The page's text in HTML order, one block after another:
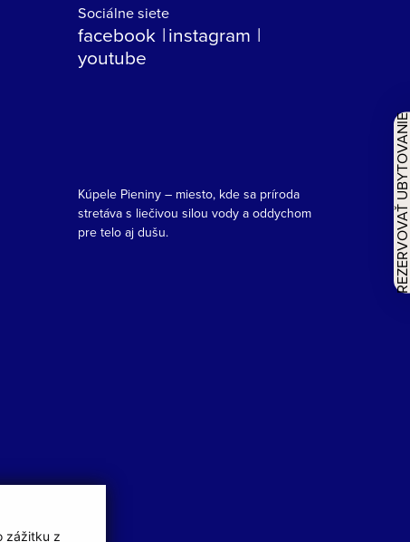
zážitku z
Sociálne siete
facebook instagram
youtube
Kúpele Pieniny – miesto, kde sa príroda
stretáva s liečivou silou vody a oddychom
pre telo aj dušu.